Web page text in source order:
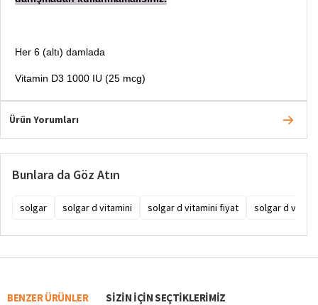
Her 6 (altı) damlada
Vitamin D3 1000 IU (25 mcg)
Ürün Yorumları
Bunlara da Göz Atın
solgar solgar d vitamini solgar d vitamini fiyat solgar d
BENZER ÜRÜNLER SIZIN IÇIN SEÇTIKLERIMIZ